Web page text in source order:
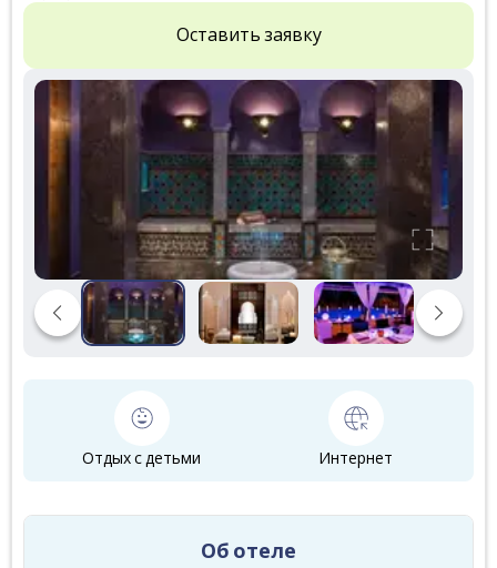
Оставить заявку
Отдых с детьми Интернет
Об отеле